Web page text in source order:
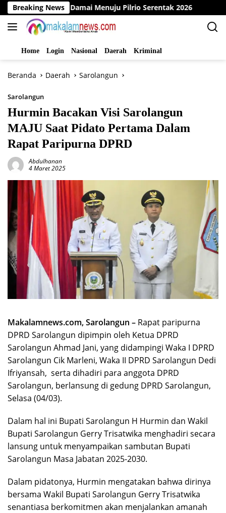
Langsung
ke
konten
Breaking News
Damai Menuju Pilrio Serentak 2026 Dinas
Home Login Nasional Daerah Kriminal
Beranda Daerah Sarolangun
Sarolangun
Hurmin Bacakan Visi Sarolangun
MAJU Saat Pidato Pertama Dalam
Rapat Paripurna DPRD
Abdulhanan
4 Maret 2025
Makalamnews.com, Sarolangun – Rapat paripurna
DPRD Sarolangun dipimpin oleh Ketua DPRD
Sarolangun Ahmad Jani, yang didampingi Waka I DPRD
Sarolangun Cik Marleni, Waka II DPRD Sarolangun Dedi
Ifriyansah, serta dihadiri para anggota DPRD
Sarolangun, berlansung di gedung DPRD Sarolangun,
Selasa (04/03).
Dalam hal ini Bupati Sarolangun H Hurmin dan Wakil
Bupati Sarolangun Gerry Trisatwika menghadiri secara
lansung untuk menyampaikan sambutan Bupati
Sarolangun Masa Jabatan 2025-2030.
Dalam pidatonya, Hurmin mengatakan bahwa dirinya
bersama Wakil Bupati Sarolangun Gerry Trisatwika
senantiasa berkomitmen akan menjalankan amanah